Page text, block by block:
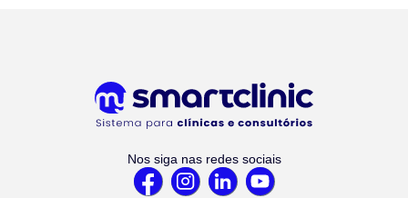
Nos siga nas redes sociais